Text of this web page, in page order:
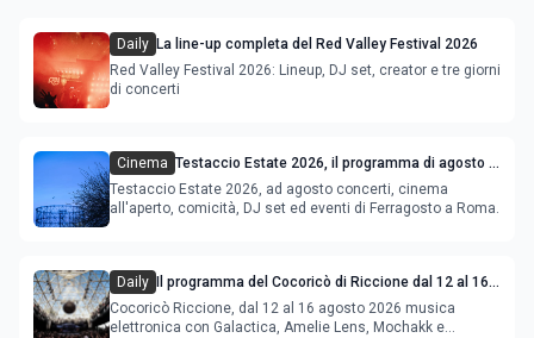
Daily La line-up completa del Red Valley Festival 2026
Red Valley Festival 2026: Lineup, DJ set, creator e tre giorni
di concerti
Cinema Testaccio Estate 2026, il programma di agosto e
Ferragosto
Testaccio Estate 2026, ad agosto concerti, cinema
all'aperto, comicità, DJ set ed eventi di Ferragosto a Roma.
Daily
Il programma del Cocoricò di Riccione dal 12 al 16
agosto 2026
Cocoricò Riccione, dal 12 al 16 agosto 2026 musica
elettronica con Galactica, Amelie Lens, Mochakk e